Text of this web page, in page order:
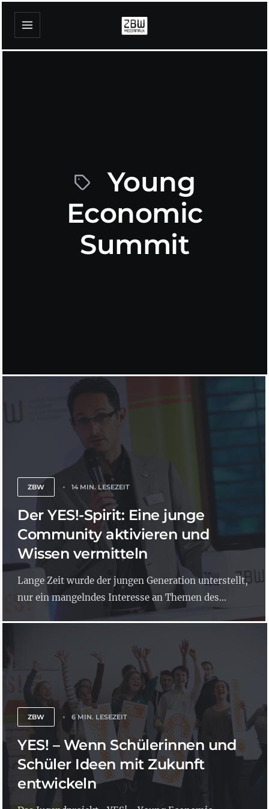
Young
Economic
Summit
ZBW 14 MIN. LESEZEIT
Der YES!-Spirit: Eine junge
Community aktivieren und
Wissen vermitteln
Lange Zeit wurde der jungen Generation unterstellt,
nur ein mangelndes Interesse an Themen des...
ZBW 6 MIN. LESEZEIT
YES! – Wenn Schülerinnen und
Schüler Ideen mit Zukunft
entwickeln